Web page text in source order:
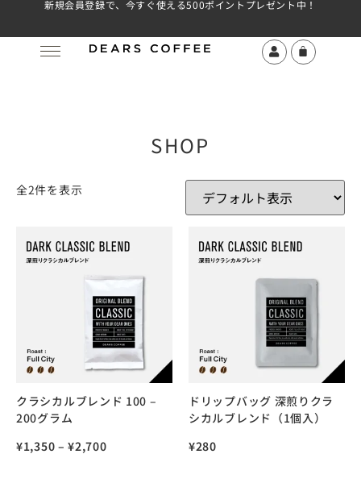
新規会員登録で、今すぐ使える500ポイントプレゼント中！
SHOP
全2件を表示
クラシカルブレンド 100 –
200グラム
¥1,350 –¥2,700
ドリップバッグ 深煎りクラ
シカルブレンド（1個入）
¥280